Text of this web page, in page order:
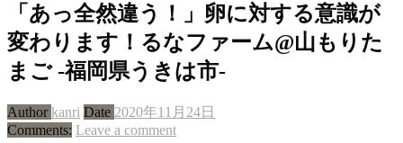
「あっ全然違う！」卵に対する意識が
変わります！るなファーム@山もりた
まご -福岡県うきは市-
Author kanri Date 2020年11月24日
Comments: Leave a comment